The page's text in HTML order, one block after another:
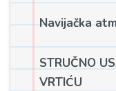
Navijačka
STRUČNO
VRTIĆU